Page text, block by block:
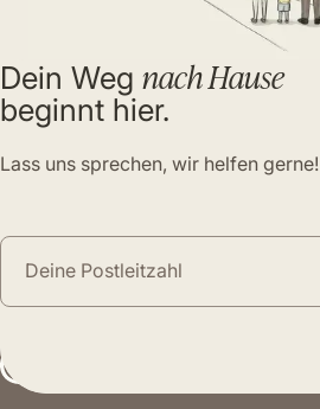
Dein Wegnach Hause
beginnt hier.
Lass uns sprechen, wir helfen gerne!